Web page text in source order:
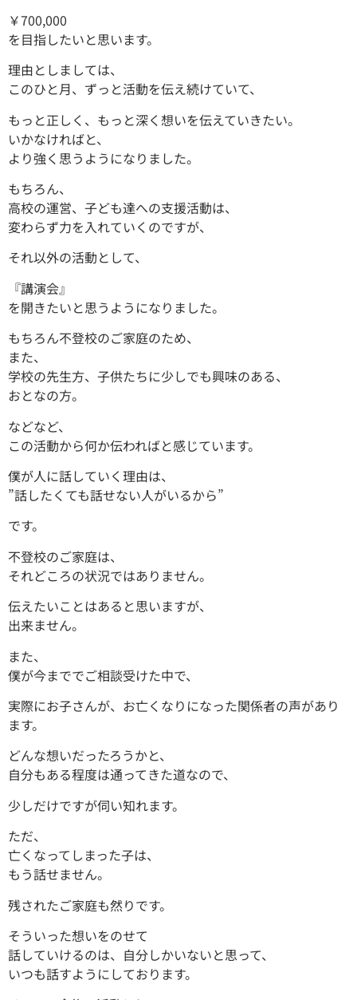
￥700,000
を目指したいと思います。
理由としましては、
このひと月、ずっと活動を伝え続けていて、
もっと正しく、もっと深く想いを伝えていきたい。
いかなければと、
より強く思うようになりました。
もちろん、
高校の運営、子ども達への支援活動は、
変わらず力を入れていくのですが、
それ以外の活動として、
『講演会』
を開きたいと思うようになりました。
もちろん不登校のご家庭のため、
また、
学校の先生方、子供たちに少しでも興味のある、
おとなの方。
などなど、
この活動から何か伝わればと感じています。
僕が人に話していく理由は、
”話したくても話せない人がいるから”
です。
不登校のご家庭は、
それどころの状況ではありません。
伝えたいことはあると思いますが、
出来ません。
また、
僕が今まででご相談受けた中で、
実際にお子さんが、お亡くなりになった関係者の声があり
ます。
どんな想いだったろうかと、
自分もある程度は通ってきた道なので、
少しだけですが伺い知れます。
ただ、
亡くなってしまった子は、
もう話せません。
残されたご家庭も然りです。
そういった想いをのせて
話していけるのは、自分しかいないと思って、
いつも話すようにしております。